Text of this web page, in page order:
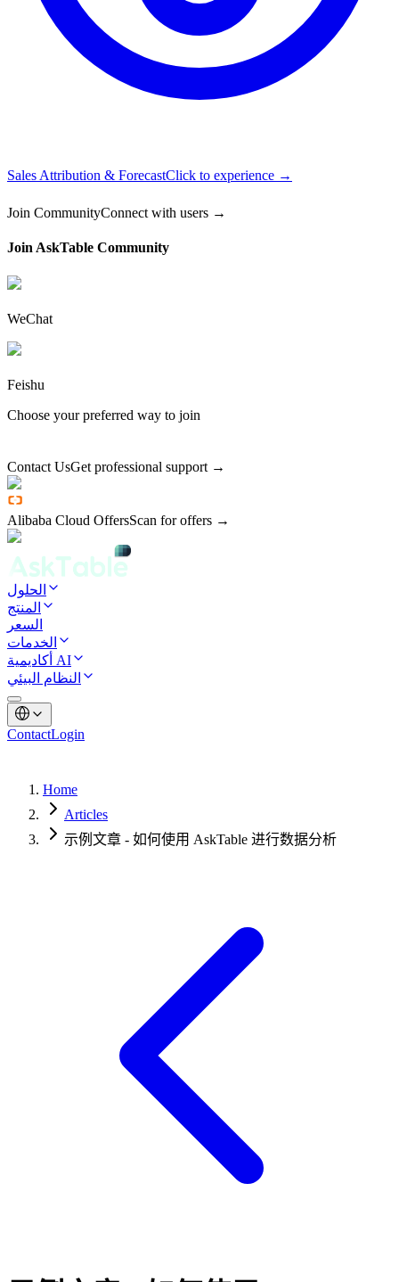
Sales Attribution & ForecastClick to experience →
Join CommunityConnect with users →
Join AskTable Community
WeChat
Feishu
Choose your preferred way to join
Contact UsGet professional support →
Alibaba Cloud OffersScan for offers →
الحلول
المنتج
السعر
الخدمات
أكاديمية AI
النظام البيئي
ContactLogin
Home
Articles
示例文章 - 如何使用 AskTable 进行数据分析